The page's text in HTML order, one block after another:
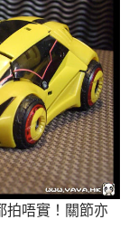
拍唔實！關節亦